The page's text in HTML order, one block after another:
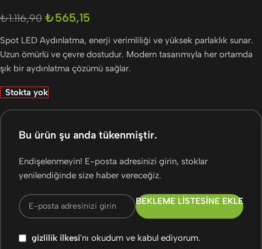
₺1.116,90 ₺565,15
Spot LED Aydınlatma, enerji verimliliği ve yüksek parlaklık sunar.
Uzun ömürlü ve çevre dostudur. Modern tasarımıyla her ortamda
şık bir aydınlatma çözümü sağlar.
Stokta yok
Bu ürün şu anda tükenmiştir.
Endişelenmeyin! E-posta adresinizi girin, stoklar
yenilendiğinde size haber vereceğiz.
BEKLEME LISTESINE EKLE
gizlilik ilkesi'nı okudum ve kabul ediyorum.